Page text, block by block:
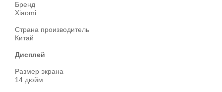
Бренд
Xiaomi
Страна производитель
Китай
Дисплей
Размер экрана
14 дюйм